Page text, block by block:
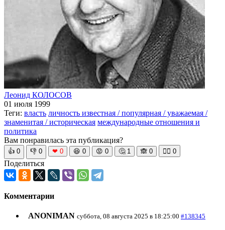
Леонид КОЛОСОВ
01 июля 1999
Теги: власть личность известная / популярная / уважаемая /
знаменитая / историческая международные отношения и
политика
Вам понравилась эта публикация?
👍 0 👎 0 ❤ 0 😆 0 😡 0 🤔 1 🙈 0 🧘‍♀️ 0
Поделиться
Комментарии
ANONIMAN суббота, 08 августа 2025 в 18:25:00 #138345